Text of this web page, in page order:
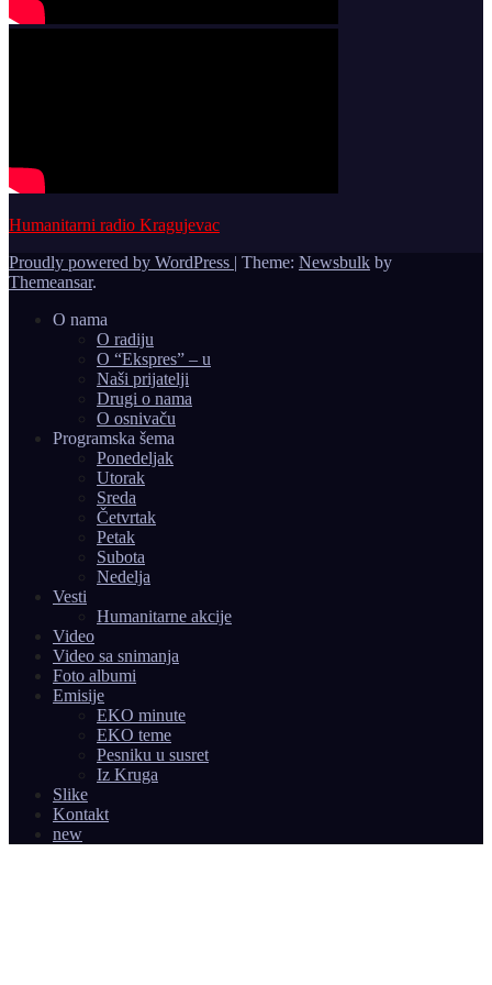
Humanitarni radio Kragujevac
Proudly powered by WordPress | Theme: Newsbulk by
Themeansar.
O nama
O radiju
O “Ekspres” – u
Naši prijatelji
Drugi o nama
O osnivaču
Programska šema
Ponedeljak
Utorak
Sreda
Četvrtak
Petak
Subota
Nedelja
Vesti
Humanitarne akcije
Video
Video sa snimanja
Foto albumi
Emisije
EKO minute
EKO teme
Pesniku u susret
Iz Kruga
Slike
Kontakt
new